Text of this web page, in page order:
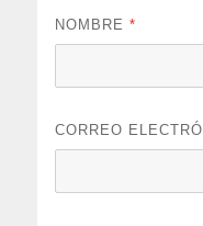
NOMBRE*
CORREO